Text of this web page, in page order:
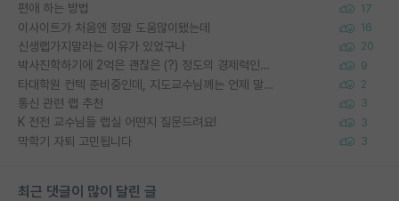
편애 하는 방법 17
이사이트가 처음엔 정말 도움많이됐는데 16
신생랩가지말라는 이유가 있었구나 20
박사진학하기에 2억은 괜찮은 (?) 정도의 경제력인가요 9
타대학원 컨텍 준비중인데, 지도교수님께는 언제 말씀드려야 할까요? 2
통신 관련 랩 추천 3
K 전전 교수님들 랩실 어떤지 질문드려요! 3
막학기 자퇴 고민됩니다 3
최근 댓글이 많이 달린 글